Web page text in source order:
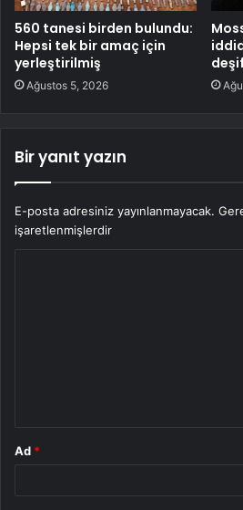
560 tanesi birden bulundu:
Hepsi tek bir amaç için
yerleştirilmiş
Ağustos 5, 2026
Bir yanıt yazın
E-posta adresiniz yayınlanmayacak.
işaretlenmişlerdir
Ad *